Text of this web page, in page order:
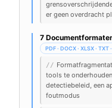
er geen overdracht
7
PDF · DOCX · XLSX · TXT
//
tools te
detectiebeleid, een
foutmodus